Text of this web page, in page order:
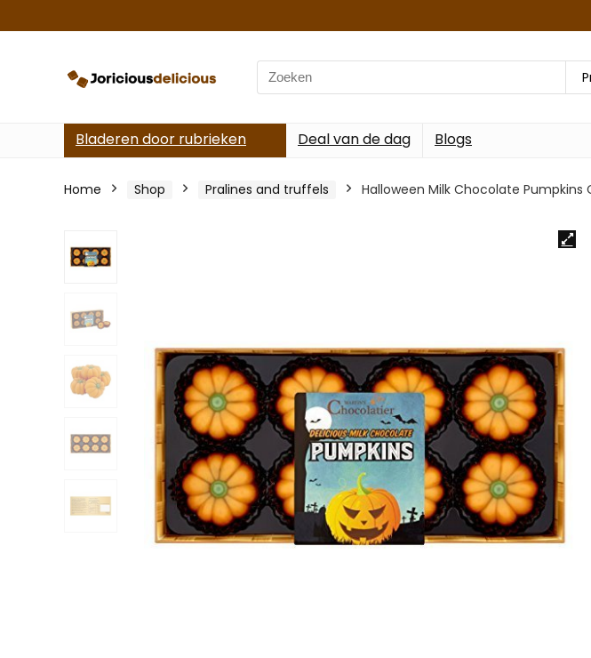
Search
for:
Bladeren door rubrieken Deal van de dag Blogs
Home Shop Pralines and truffels Halloween Milk Chocolate